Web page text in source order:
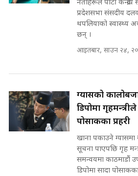
किन भइरहेछ
Expansion
SIDHAKURA |
मन्त्री
पूर्व मन्त्री
नोट मन्त्रीलाई
SIDHAKURA
मृतकका
बदनियत ! न्याय
|| THE
नेताहरूले पार्टी
प्रदेशसभा संसदीय
थपलियाको स्वास्थ्य
छन् ।
आइतबार, साउन २४,
ग्यासको
डिपोमा
पोसाकका प्रहरी
खाना पकाउने
सूचना पाएपछि गृह
समन्वयमा काठमाडौं
डिपोमा सादा